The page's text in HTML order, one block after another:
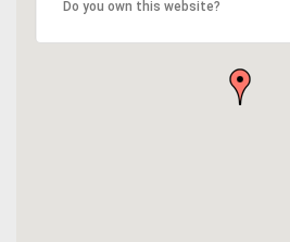
Do you own this website?